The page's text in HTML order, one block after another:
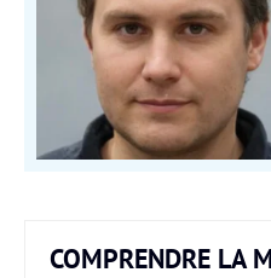
COMPRENDRE LA